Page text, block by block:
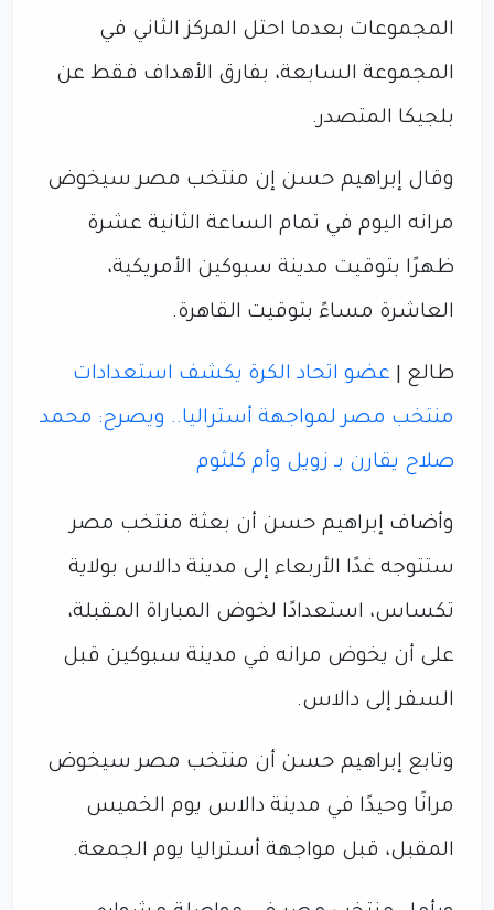
المجموعات بعدما احتل المركز الثاني في
المجموعة السابعة، بفارق الأهداف فقط عن
بلجيكا المتصدر.
وقال إبراهيم حسن إن منتخب مصر سيخوض
مرانه اليوم في تمام الساعة الثانية عشرة
ظهرًا بتوقيت مدينة سبوكين الأمريكية،
العاشرة مساءً بتوقيت القاهرة.
طالع | عضو اتحاد الكرة يكشف استعدادات
منتخب مصر لمواجهة أستراليا.. ويصرح: محمد
صلاح يقارن بـ زويل وأم كلثوم
وأضاف إبراهيم حسن أن بعثة منتخب مصر
ستتوجه غدًا الأربعاء إلى مدينة دالاس بولاية
تكساس، استعدادًا لخوض المباراة المقبلة،
على أن يخوض مرانه في مدينة سبوكين قبل
السفر إلى دالاس.
وتابع إبراهيم حسن أن منتخب مصر سيخوض
مرانًا وحيدًا في مدينة دالاس يوم الخميس
المقبل، قبل مواجهة أستراليا يوم الجمعة.